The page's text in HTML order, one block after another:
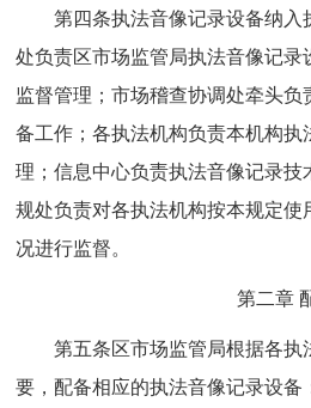
第四条执法音像记录设备纳入
处负责区市场监管局执法音像记录
监督管理；市场稽查协调处牵头
备工作；各执法机构负责本机构执
理；信息中心负责执法音像记录技
规处负责对各执法机构按本规定使
况进行监督。
第二章
第五条区市场监管局根据各执
要，配备相应的执法音像记录设备